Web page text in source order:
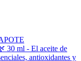
ml - El aceite de
antioxidantes y